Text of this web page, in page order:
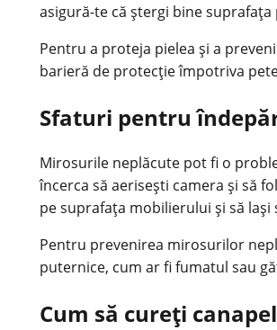
asigură-te că ștergi bine
Pentru a proteja pielea și a
barieră de protecție împotriva
Sfaturi pentru
Mirosurile neplăcute pot fi o
încerca să aerisești camera și să
pe suprafața mobilierului și să
Pentru prevenirea mirosurilor
puternice, cum ar fi fumatul sau
Cum să cureți